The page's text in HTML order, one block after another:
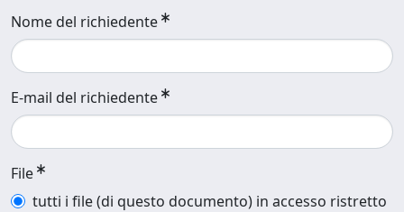
Nome del richiedente
E-mail del richiedente
File
tutti i file (di questo documento) in accesso ristretto